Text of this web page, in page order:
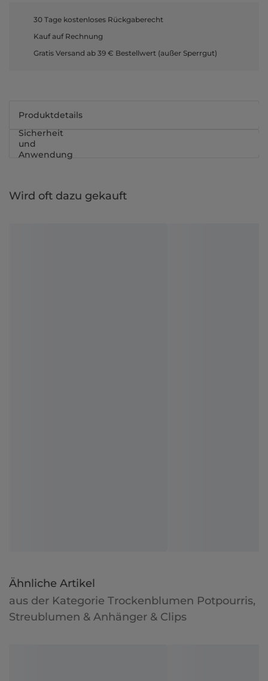
30 Tage kostenloses Rückgaberecht
Kauf auf Rechnung
Gratis Versand ab 39 € Bestellwert (außer Sperrgut)
Produktdetails
Sicherheit
und
Anwendung
Wird oft dazu gekauft
Ähnliche Artikel
aus der Kategorie Trockenblumen Potpourris,
Streublumen & Anhänger & Clips